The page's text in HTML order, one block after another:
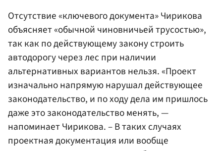
Отсутствие «ключевого документа» Чирикова
объясняет «обычной чиновничьей трусостью»,
так как по действующему закону строить
автодорогу через лес при наличии
альтернативных вариантов нельзя. «Проект
изначально напрямую нарушал действующее
законодательство, и по ходу дела им пришлось
даже это законодательство менять, —
напоминает Чирикова. – В таких случаях
проектная документация или вообще